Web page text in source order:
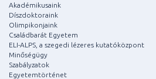
Akadémikusaink
Díszdoktoraink
Olimpikonjaink
Családbarát Egyetem
ELI-ALPS, a szegedi lézeres kutatóközpont
Minőségügy
Szabályzatok
Egyetemtörténet